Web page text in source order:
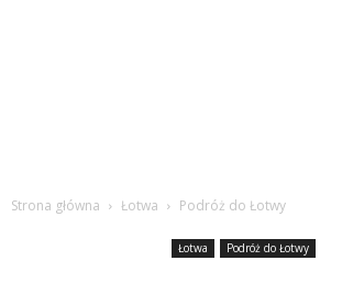
Strona główna Łotwa Podróż do Łotwy
Łotwa Podróż do Łotwy